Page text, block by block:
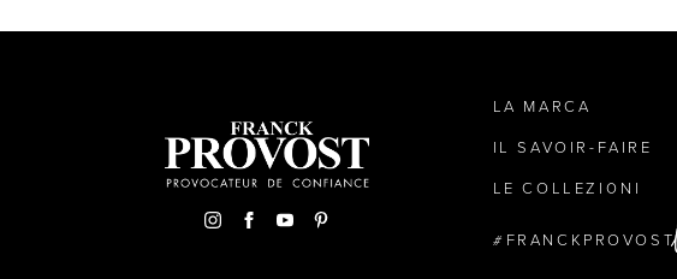
LA MARCA
IL SAVOIR-FAIRE
LE COLLEZIONI
FRANCKPROVOST